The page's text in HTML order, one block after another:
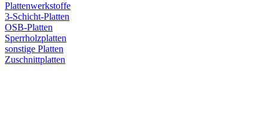
Plattenwerkstoffe
3-Schicht-Platten
OSB-Platten
Sperrholzplatten
sonstige Platten
Zuschnittplatten